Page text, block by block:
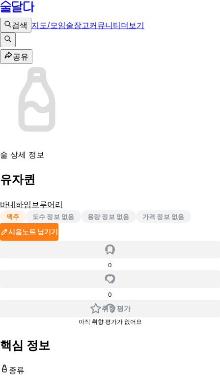
검색 지도/모임술장고커뮤니티더보기
공유
술 상세 정보
유자퀸
바네하임브루어리
맥주 도수 정보 없음 용량 정보 없음 가격 정보 없음
시음노트 남기기
0
0
취향 평가
아직 취향 평가가 없어요
핵심 정보
종류